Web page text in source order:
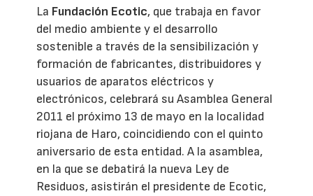
La Fundación Ecotic, que trabaja en favor
del medio ambiente y el desarrollo
sostenible a través de la sensibilización y
formación de fabricantes, distribuidores y
usuarios de aparatos eléctricos y
electrónicos, celebrará su Asamblea General
2011 el próximo 13 de mayo en la localidad
riojana de Haro, coincidiendo con el quinto
aniversario de esta entidad. A la asamblea,
en la que se debatirá la nueva Ley de
Residuos, asistirán el presidente de Ecotic,